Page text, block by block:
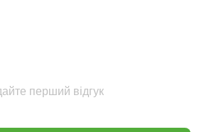
перший відгук